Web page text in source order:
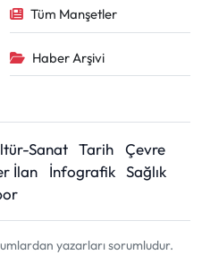
Tüm Manşetler
Haber Arşivi
Sanat Tarih
Çevre
İlan İnfografik Sağlık
yazarları sorumludur.